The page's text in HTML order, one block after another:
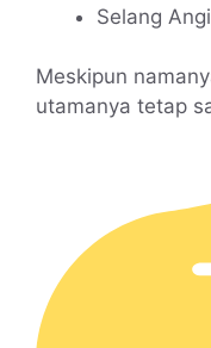
Selang
Meskipun
utamanya tetap